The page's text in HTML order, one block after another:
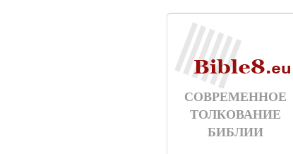
СОВРЕМЕННОЕ
ТОЛКОВАНИЕ
БИБЛИИ